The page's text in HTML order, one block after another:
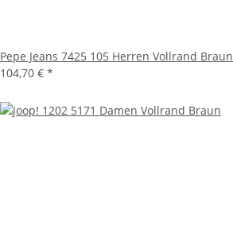
Pepe Jeans 7425 105 Herren Vollrand Braun
104,70 € *